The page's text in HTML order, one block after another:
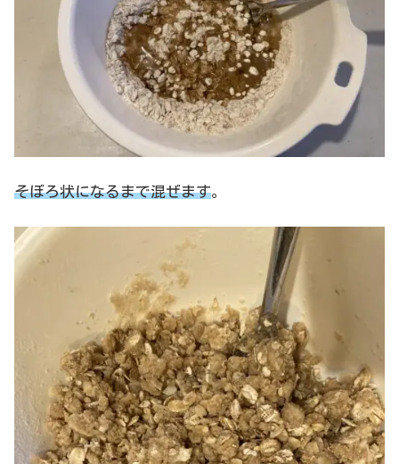
そぼろ状になるまで混ぜます。